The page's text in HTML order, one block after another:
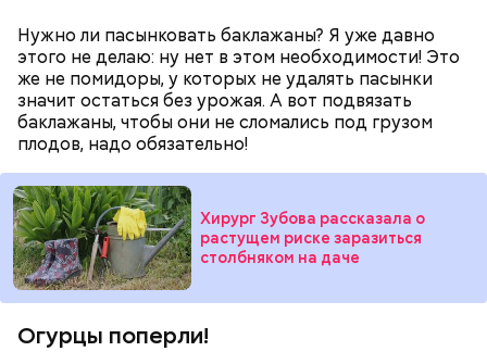
Нужно ли пасынковать баклажаны? Я уже давно
этого не делаю: ну нет в этом необходимости! Это
же не помидоры, у которых не удалять пасынки
значит остаться без урожая. А вот подвязать
баклажаны, чтобы они не сломались под грузом
плодов, надо обязательно!
Хирург Зубова рассказала о
растущем риске заразиться
столбняком на даче
Огурцы поперли!
беременным, кормящим женщинам;
людям с ослабленной иммунной системой;
пожилым;